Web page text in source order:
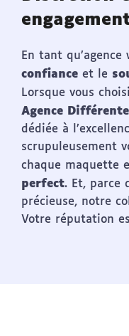
En tant
confiance et le
Lorsque vous
Agence Différente
dédiée à
scrupuleusement
chaque maquette
perfect. Et, parce
précieuse, notre
Votre réputation